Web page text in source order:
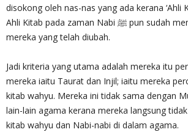
disokong oleh nas-nas yang ada kerana ‘Ahli
Ahli Kitab pada zaman Nabi ﷺ pun sudah menggunakan kitab
mereka yang telah diubah.
Jadi kriteria yang utama adalah mereka itu
mereka iaitu Taurat dan Injil; iaitu mereka
kitab wahyu. Mereka ini tidak sama dengan
lain-lain agama kerana mereka langsung
kitab wahyu dan Nabi-nabi di dalam agama.